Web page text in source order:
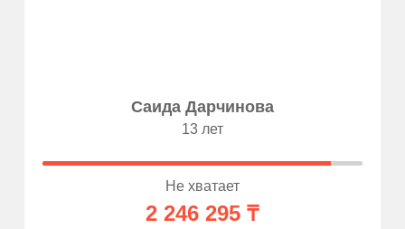
Саида Дарчинова
13 лет
Не хватает
2 246 295 ₸